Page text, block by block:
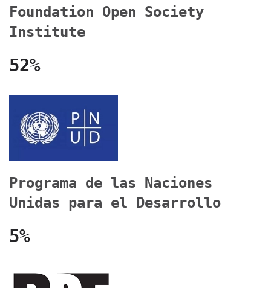
Foundation Open Society
Institute
52%
Programa de las Naciones
Unidas para el Desarrollo
5%